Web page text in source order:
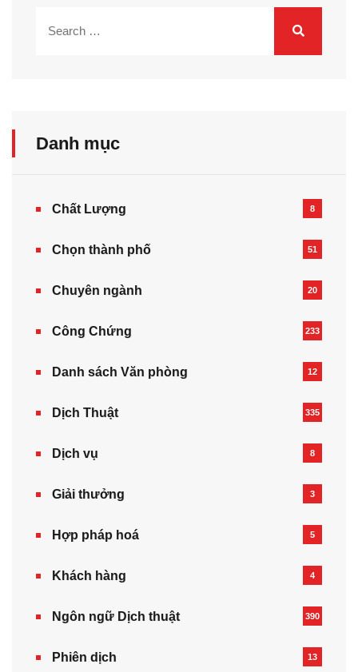
Danh mục
Chất Lượng 8
Chọn thành phố 51
Chuyên ngành 20
Công Chứng 233
Danh sách Văn phòng 12
Dịch Thuật 335
Dịch vụ 8
Giải thưởng 3
Hợp pháp hoá 5
Khách hàng 4
Ngôn ngữ Dịch thuật 390
Phiên dịch 13